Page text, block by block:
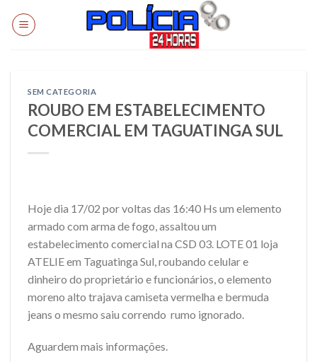
SEM CATEGORIA
ROUBO EM ESTABELECIMENTO
COMERCIAL EM TAGUATINGA SUL
Hoje dia 17/02 por voltas das 16:40 Hs um elemento
armado com arma de fogo, assaltou um
estabelecimento comercial na CSD 03. LOTE 01 loja
ATELIE em Taguatinga Sul, roubando celular e
dinheiro do proprietário e funcionários, o elemento
moreno alto trajava camiseta vermelha e bermuda
jeans o mesmo saiu correndo rumo ignorado.
Aguardem mais informações.